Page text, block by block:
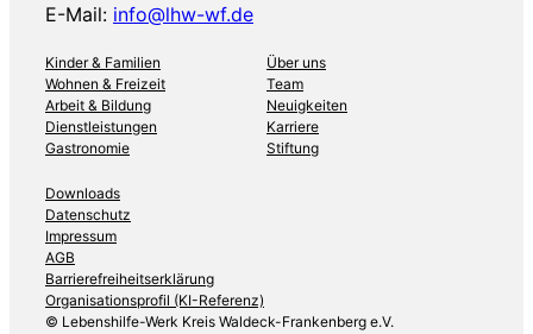
E-Mail: info@lhw-wf.de
Kinder & Familien
Wohnen & Freizeit
Arbeit & Bildung
Dienstleistungen
Gastronomie
Über uns
Team
Neuigkeiten
Karriere
Stiftung
Downloads
Datenschutz
Impressum
AGB
Barrierefreiheitserklärung
Organisationsprofil (KI-Referenz)
© Lebenshilfe-Werk Kreis Waldeck-Frankenberg e.V.